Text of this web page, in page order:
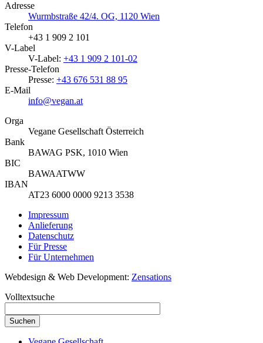
Adresse
Wurmbstraße 42/4. OG, 1120 Wien
Telefon
+43 1 909 2 101
V-Label
V-Label: +43 1 909 2 101-02
Presse-Telefon
Presse: +43 676 531 88 95
E-Mail
info@vegan.at
Orga
Vegane Gesellschaft Österreich
Bank
BAWAG PSK, 1010 Wien
BIC
BAWAATWW
IBAN
AT23 6000 0000 9213 3538
Impressum
Anlieferung
Datenschutz
Für Presse
Für Unternehmen
Webdesign & Web Development: Zensations
Volltextsuche